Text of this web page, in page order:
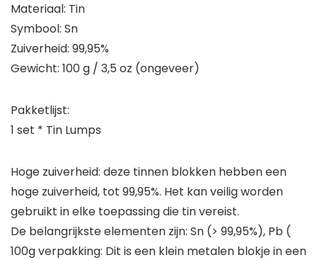
Materiaal: Tin
Symbool: Sn
Zuiverheid: 99,95%
Gewicht: 100 g / 3,5 oz (ongeveer)
Pakketlijst:
1 set * Tin Lumps
Hoge zuiverheid: deze tinnen blokken hebben een
hoge zuiverheid, tot 99,95%. Het kan veilig worden
gebruikt in elke toepassing die tin vereist.
De belangrijkste elementen zijn: Sn (> 99,95%), Pb (
100g verpakking: Dit is een klein metalen blokje in een